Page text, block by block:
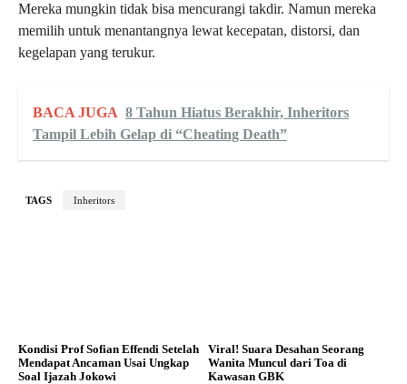
Mereka mungkin tidak bisa mencurangi takdir. Namun mereka
memilih untuk menantangnya lewat kecepatan, distorsi, dan
kegelapan yang terukur.
BACA JUGA 8 Tahun Hiatus Berakhir, Inheritors
Tampil Lebih Gelap di “Cheating Death”
TAGS Inheritors
Kondisi Prof Sofian Effendi Setelah
Mendapat Ancaman Usai Ungkap
Soal Ijazah Jokowi
Viral! Suara Desahan Seorang
Wanita Muncul dari Toa di
Kawasan GBK